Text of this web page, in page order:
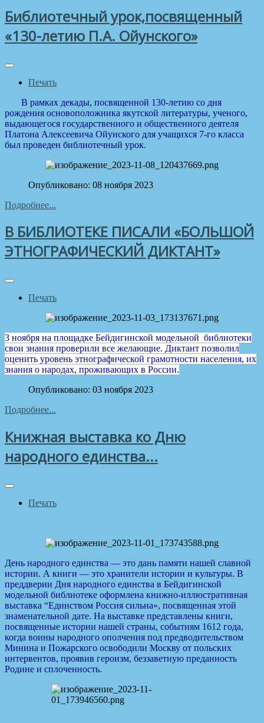
Библиотечный урок,посвященный
«130-летию П.А. Ойунского»
Печать
В рамках декады, посвященной 130-летию со дня
рождения основоположника якутской литературы, ученого,
выдающегося государственного и общественного деятеля
Платона Алексеевича Ойунского для учащихся 7-го класса
был проведен библиотечный урок.
Опубликовано: 08 ноября 2023
Подробнее...
В БИБЛИОТЕКЕ ПИСАЛИ «БОЛЬШОЙ
ЭТНОГРАФИЧЕСКИЙ ДИКТАНТ»
Печать
3 ноября на площадке Бейдигинской модельной библиотеки
свои знания проверили все желающие. Диктант позволил
оценить уровень этнографической грамотности населения, их
знания о народах, проживающих в России.
Опубликовано: 03 ноября 2023
Подробнее...
Книжная выставка ко Дню
народного единства...
Печать
День народного единства — это дань памяти нашей славной
истории. А книги — это хранители истории и культуры. В
преддверии Дня народного единства в Бейдигинской
модельной библиотеке оформлена книжно-иллюстративная
выставка “Единством Россия сильна», посвященная этой
знаменательной дате. На выставке представлены книги,
посвященные истории нашей страны, событиям 1612 года,
когда воины народного ополчения под предводительством
Минина и Пожарского освободили Москву от польских
интервентов, проявив героизм, беззаветную преданность
Родине и сплоченность.